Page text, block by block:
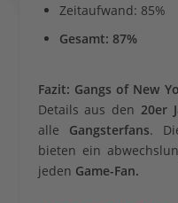
Zeitaufwand: 85%
Gesamt: 87%
Fazit: Gangs of New
Details aus den20er
alle Gangsterfans.
bieten ein
jeden Game-Fan.